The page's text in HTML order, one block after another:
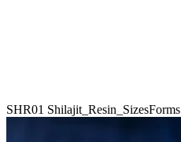
SHR01 Shilajit_Resin_SizesForms